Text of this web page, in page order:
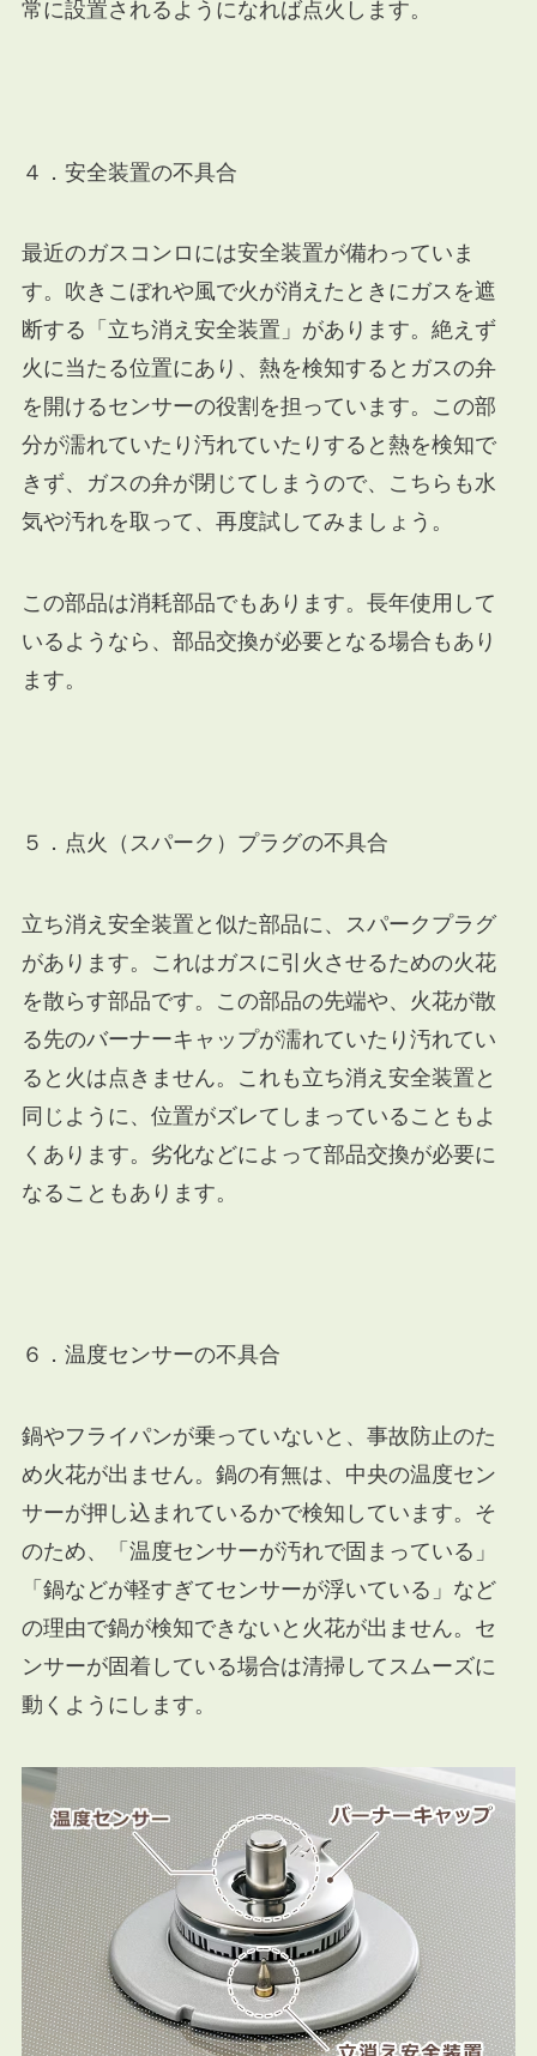
常に設置されるようになれば点火します。
４．安全装置の不具合
最近のガスコンロには安全装置が備わっていま
す。吹きこぼれや風で火が消えたときにガスを遮
断する「立ち消え安全装置」があります。絶えず
火に当たる位置にあり、熱を検知するとガスの弁
を開けるセンサーの役割を担っています。この部
分が濡れていたり汚れていたりすると熱を検知で
きず、ガスの弁が閉じてしまうので、こちらも水
気や汚れを取って、再度試してみましょう。
この部品は消耗部品でもあります。長年使用して
いるようなら、 部品交換が必要となる場合もあり
ます。
５．点火（スパーク）プラグの不具合
立ち消え安全装置と似た部品に、スパークプラグ
があります。これはガスに引火させるための火花
を散らす部品です。この部品の先端や、火花が散
る先のバーナーキャップが濡れていたり汚れてい
ると火は点きません。これも立ち消え安全装置と
同じように、位置がズレてしまっていることもよ
くあります。劣化などによって部品交換が必要に
なることもあります。
６．温度センサーの不具合
鍋やフライパンが乗っていないと、事故防止のた
め火花が出ません。鍋の有無は、中央の温度セン
サーが押し込まれているかで検知しています。そ
のため、「温度センサーが汚れで固まっている」
「鍋などが軽すぎてセンサーが浮いている」など
の理由で鍋が検知できないと火花が出ません。セ
ンサーが固着している場合は清掃してスムーズに
動くようにします。